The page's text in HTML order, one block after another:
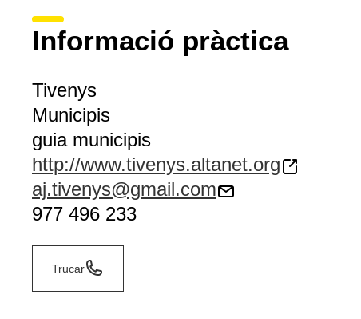
Informació pràctica
Tivenys
Municipis
guia municipis
http://www.tivenys.altanet.org
aj.tivenys@gmail.com
977 496 233
Trucar